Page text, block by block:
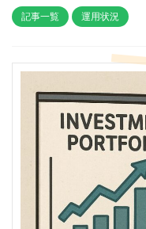
記事一覧 運用状況